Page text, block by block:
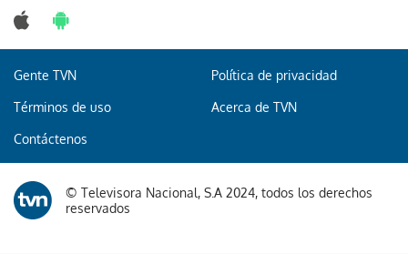
Gente TVN Política de privacidad
Términos de uso Acerca de TVN
Contáctenos
© Televisora Nacional, S.A 2024, todos los derechos
reservados